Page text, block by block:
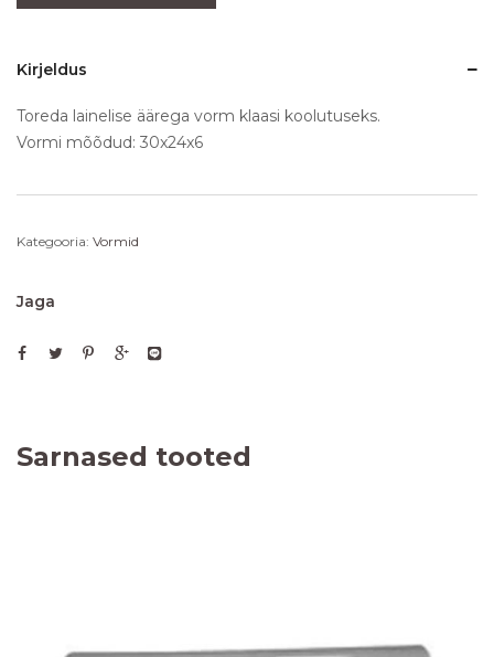
Kirjeldus
Toreda lainelise äärega vorm klaasi koolutuseks.
Vormi mõõdud: 30x24x6
Kategooria: Vormid
Jaga
Sarnased tooted